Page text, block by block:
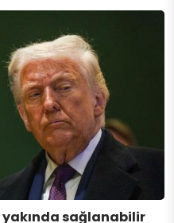
sağlanabilir